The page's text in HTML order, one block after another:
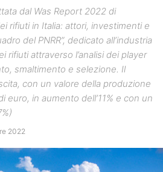
dal Was Report 2022 di
rifiuti in Italia: attori, investimenti e
del PNRR”, dedicato all’industria
rifiuti attraverso l’analisi dei player
smaltimento e selezione. Il
con un valore della produzione
euro, in aumento dell’11% e con un
2022